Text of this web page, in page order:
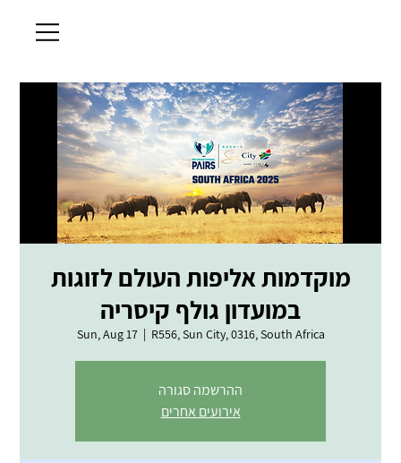
מוקדמות אליפות העולם לזוגות
במועדון גולף קיסריה
Sun, Aug 17
  |
R556, Sun City, 0316, South Africa
ההרשמה סגורה
אירועים אחרים